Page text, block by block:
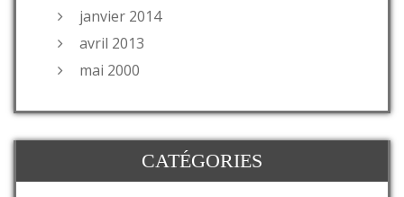
janvier 2014
avril 2013
mai 2000
CATÉGORIES